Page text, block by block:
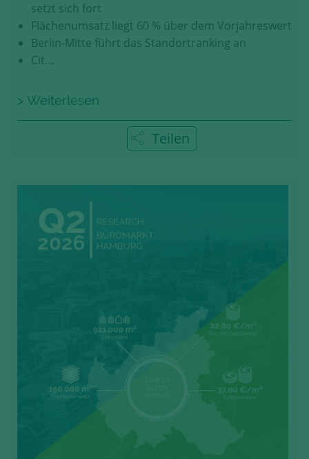
setzt sich fort
Flächenumsatz liegt 60 % über dem Vorjahreswert
Berlin-Mitte führt das Standortranking an
Cit…
> Weiterlesen
Teilen